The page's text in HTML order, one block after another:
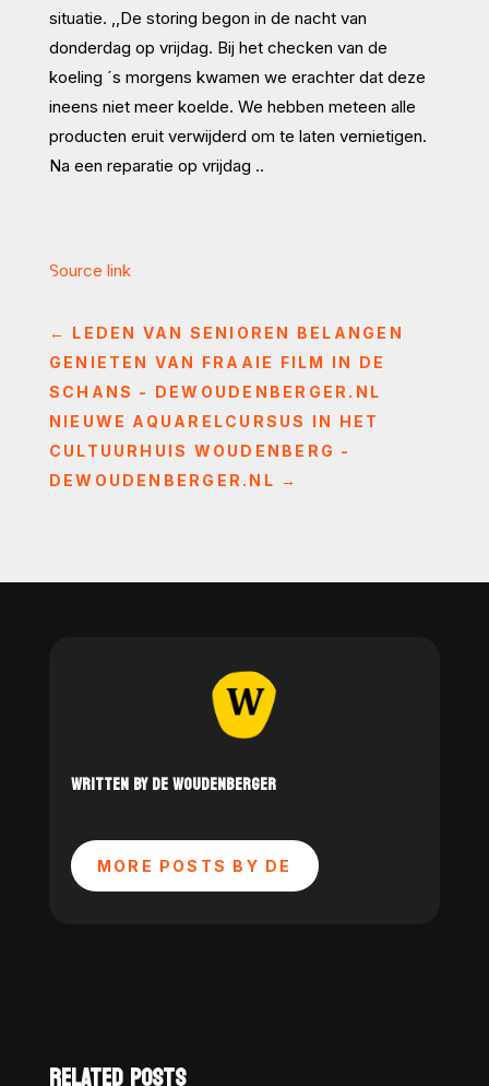
situatie. ,,De storing begon in de nacht van
donderdag op vrijdag. Bij het checken van de
koeling ´s morgens kwamen we erachter dat deze
ineens niet meer koelde. We hebben meteen alle
producten eruit verwijderd om te laten vernietigen.
Na een reparatie op vrijdag ..
Source link
← LEDEN VAN SENIOREN BELANGEN
GENIETEN VAN FRAAIE FILM IN DE
SCHANS - DEWOUDENBERGER.NL
NIEUWE AQUARELCURSUS IN HET
CULTUURHUIS WOUDENBERG -
DEWOUDENBERGER.NL →
WRITTEN BY DE WOUDENBERGER
MORE POSTS BY DE